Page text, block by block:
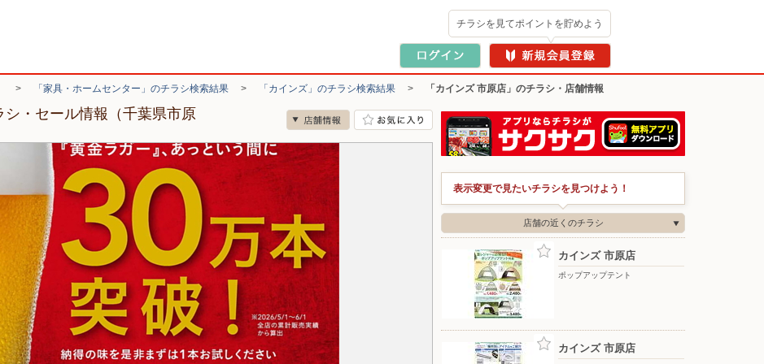
チラシを見てポイントを貯めよう
> 「家具・ホームセンター」のチラシ検索結果 > 「カインズ」のチラシ検索結果 > 「カインズ 市原店」のチラシ・店舗情報
シ・セール情報（千葉県市原
表示変更で見たいチラシを見つけよう！
店舗の近くのチラシ
カインズ 市原店
ポップアップテント
カインズ 市原店